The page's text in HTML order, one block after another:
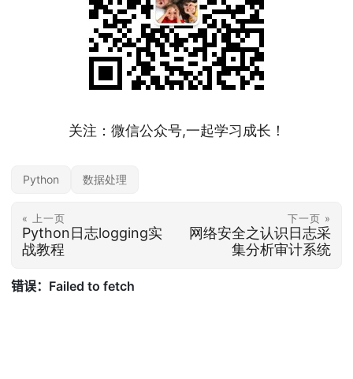
关注：微信公众号,一起学习成长！
Python 数据处理
« 上一页
Python日志logging实
战教程
下一页 »
网络安全之认识日志采
集分析审计系统